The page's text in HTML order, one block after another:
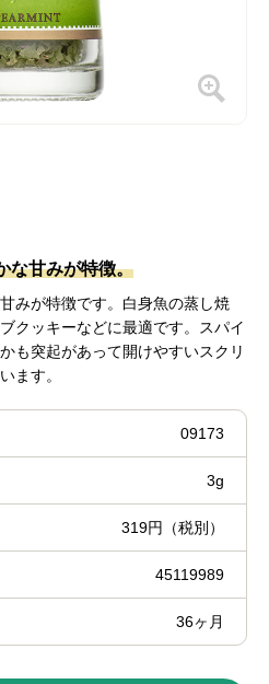
な甘みが特徴。
みが特徴です。白身魚の蒸し焼
クッキーなどに最適です。スパイ
も突起があって開けやすいスクリ
ます。
09173
3g
319円（税別）
45119989
36ヶ月